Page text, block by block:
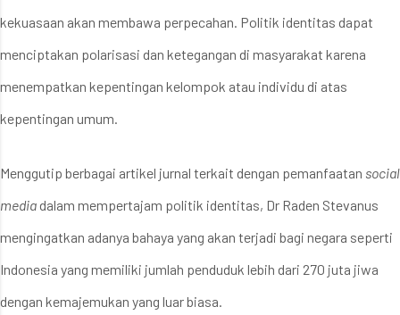
kekuasaan akan membawa perpecahan. Politik identitas dapat
menciptakan polarisasi dan ketegangan di masyarakat karena
menempatkan kepentingan kelompok atau individu di atas
kepentingan umum.
Menggutip berbagai artikel jurnal terkait dengan pemanfaatan social
media dalam mempertajam politik identitas, Dr Raden Stevanus
mengingatkan adanya bahaya yang akan terjadi bagi negara seperti
Indonesia yang memiliki jumlah penduduk lebih dari 270 juta jiwa
dengan kemajemukan yang luar biasa.